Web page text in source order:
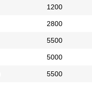
1200
2800
5500
5000
5500